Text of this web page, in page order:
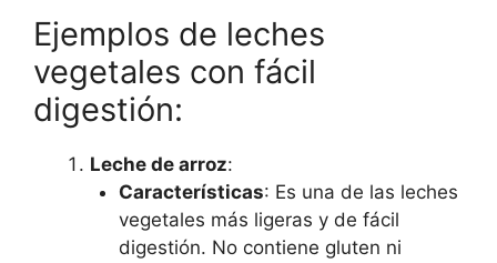
Ejemplos de leches
vegetales con fácil
digestión:
Leche de arroz:
Características: Es una de las leches
vegetales más ligeras y de fácil
digestión. No contiene gluten ni